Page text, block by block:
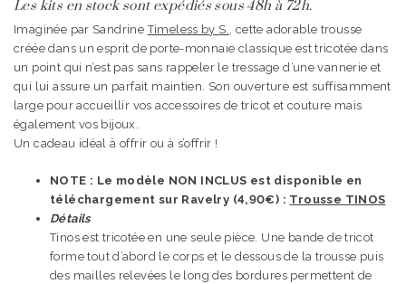
TIMELESS
BY
S.
Les kits en stock sont expédiés sous 48h à 72h.
Imaginée par SandrineTimeless by S., cette adorable trousse
créée dans un esprit de porte-monnaie classique est tricotée dans
un point qui n’est pas sans rappeler le tressage d’une vannerie et
qui lui assure un parfait maintien. Son ouverture est suffisamment
large pour accueillir vos accessoires de tricot et couture mais
également vos bijoux.
Un cadeau idéal à offrir ou à s’offrir !
NOTE : Le modèle NON INCLUS est disponible en
téléchargement sur Ravelry (4,90€) : Trousse TINOS
Détails
Tinos est tricotée en une seule pièce. Une bande de tricot
forme tout d’abord le corps et le dessous de la trousse puis
des mailles relevées le long des bordures permettent de